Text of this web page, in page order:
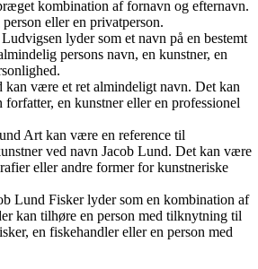
kombination af fornavn og efternavn.
eller en privatperson.
lyder som et navn på en bestemt
persons navn, en kunstner, en
kan være et ret almindeligt navn. Det kan
en kunstner eller en professionel
Art kan være en reference til
ved navn Jacob Lund. Det kan være
eller andre former for kunstneriske
Lund Fisker lyder som en kombination af
kan tilhøre en person med tilknytning til
en fiskehandler eller en person med